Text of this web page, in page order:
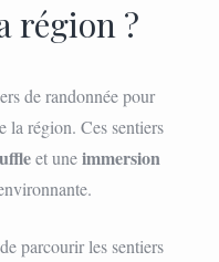
région ?
de randonnée pour
la région. Ces sentiers
et uneimmersion
parcourir les sentiers